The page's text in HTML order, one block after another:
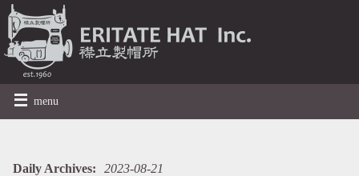
menu
Daily Archives: 2023-08-21